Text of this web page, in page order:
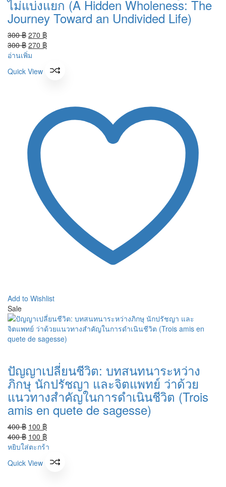
ไม่แบ่งแยก (A Hidden Wholeness: The
Journey Toward an Undivided Life)
300฿ Original
price
was:
270 ฿Current
price
270 ฿.
300฿ Original
price
300 ฿.
270 ฿Current
270 ฿.
อ่านเพิ่ม
Quick View
Add to Wishlist
Sale
ปัญญาเปลี่ยนชีวิต: บทสนทนาระหว่าง
ภิกษุ นักปรัชญา และจิตแพทย์ ว่าด้วย
แนวทางสำคัญในการดำเนินชีวิต (Trois
amis en quete de sagesse)
400฿ Original
price
was:
100 ฿Current
price
is:
100 ฿.
400฿ Original
price
400 ฿.
100 ฿Current
price
100 ฿.
หยิบใส่ตะกร้า
Quick View